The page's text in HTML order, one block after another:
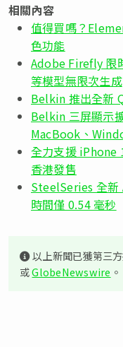
相關內容
值得買嗎？
色功能
Adobe Firefly 限
等模型無限次生成
Belkin 推出全新
Belkin 三屏顯示
MacBook、
全力支援 iPhone
香港發售
SteelSeries 全新
時間僅 0.54 毫秒
以上新聞已獲第三
或GlobeNewswire 。